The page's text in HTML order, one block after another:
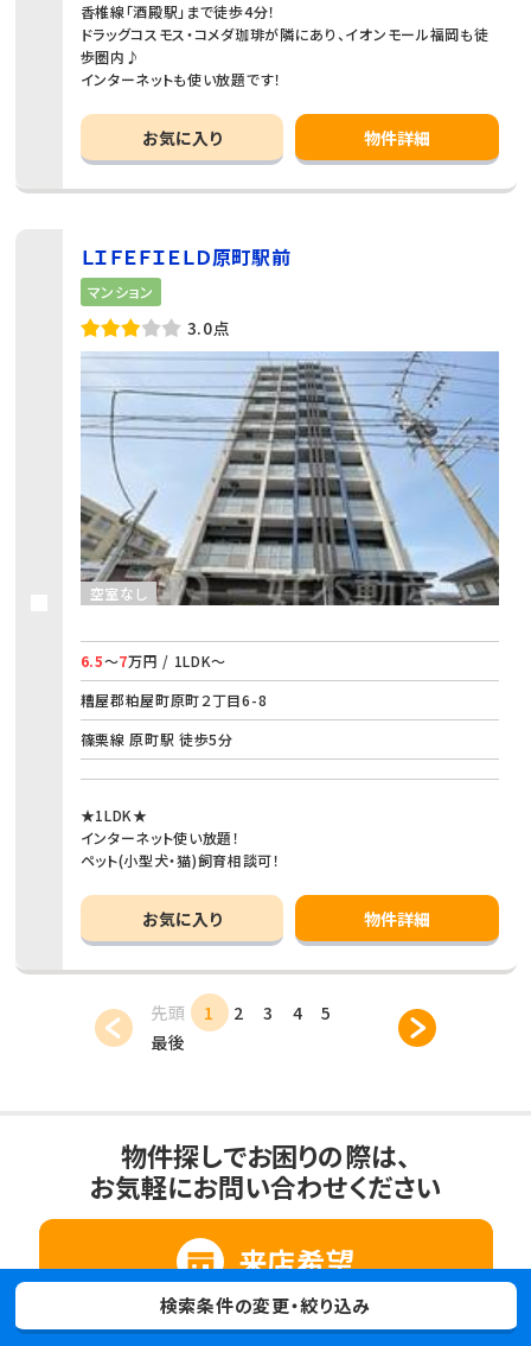
香椎線「酒殿駅」まで徒歩4分！
ドラッグコスモス・コメダ珈琲が隣にあり、イオンモール福岡も徒
歩圏内♪
インターネットも使い放題です！
お気に入り 物件詳細
ＬＩＦＥＦＩＥＬＤ原町駅前
マンション
3.0点
空室なし
6.5～7万円 / 1LDK～
糟屋郡粕屋町原町２丁目6-8
篠栗線 原町駅 徒歩5分
★1LDK★
インターネット使い放題！
ペット(小型犬・猫)飼育相談可！
お気に入り 物件詳細
先頭 1 2 3 4
5
最後
検索条件の変更・絞り込み
物件探しでお困りの際は、
お気軽にお問い合わせください
来店希望